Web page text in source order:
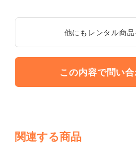
他にもレンタル商
この内容で問い
関連する商品